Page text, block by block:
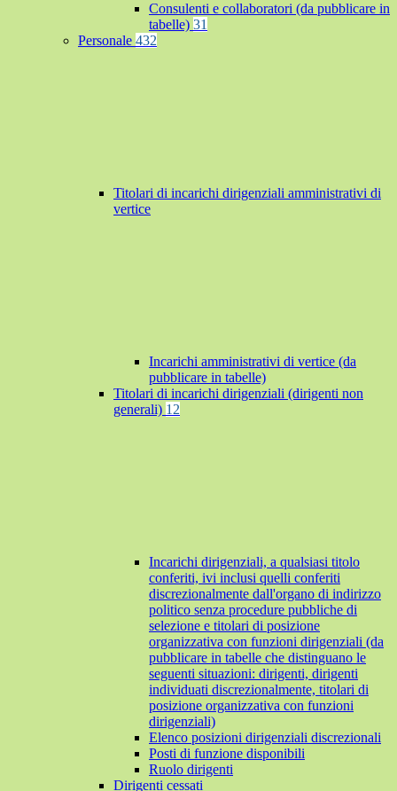
Consulenti e collaboratori (da pubblicare in
tabelle) 31
Personale 432
Titolari di incarichi dirigenziali amministrativi di
vertice
Incarichi amministrativi di vertice (da
pubblicare in tabelle)
Titolari di incarichi dirigenziali (dirigenti non
generali) 12
Incarichi dirigenziali, a qualsiasi titolo
conferiti, ivi inclusi quelli conferiti
discrezionalmente dall'organo di indirizzo
politico senza procedure pubbliche di
selezione e titolari di posizione
organizzativa con funzioni dirigenziali (da
pubblicare in tabelle che distinguano le
seguenti situazioni: dirigenti, dirigenti
individuati discrezionalmente, titolari di
posizione organizzativa con funzioni
dirigenziali)
Elenco posizioni dirigenziali discrezionali
Posti di funzione disponibili
Ruolo dirigenti
Dirigenti cessati